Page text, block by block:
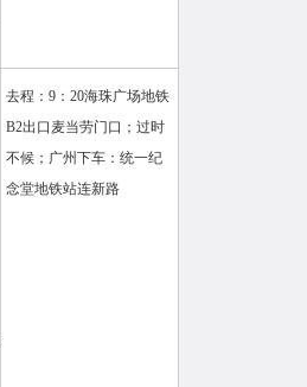
去程：9：20海珠广场地铁
B2出口麦当劳门口；过时
不候；广州下车：统一纪
念堂地铁站连新路